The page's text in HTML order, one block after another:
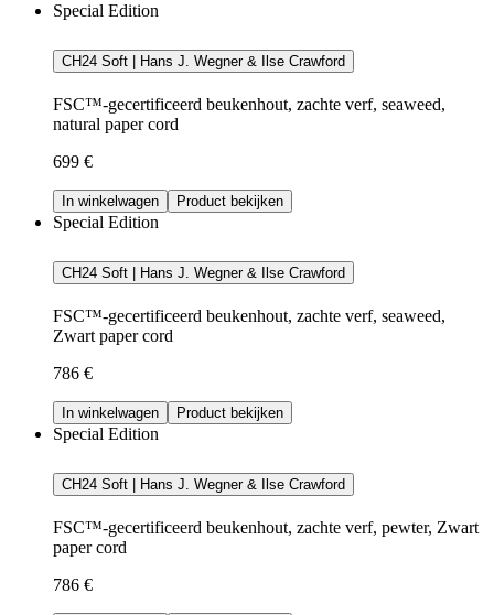
Special Edition
CH24 Soft | Hans J. Wegner & Ilse Crawford
FSC™-gecertificeerd beukenhout, zachte verf, seaweed,
natural paper cord
699 €
In winkelwagen Product bekijken
Special Edition
CH24 Soft | Hans J. Wegner & Ilse Crawford
FSC™-gecertificeerd beukenhout, zachte verf, seaweed,
Zwart paper cord
786 €
In winkelwagen Product bekijken
Special Edition
CH24 Soft | Hans J. Wegner & Ilse Crawford
FSC™-gecertificeerd beukenhout, zachte verf, pewter, Zwart
paper cord
786 €